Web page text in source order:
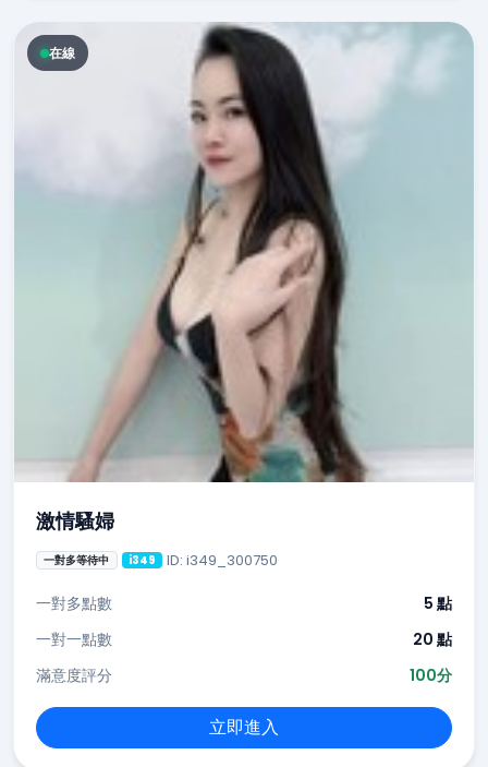
在線
激情騷婦
一對多等待中 i349 ID: i349_300750
一對多點數
5 點
一對一點數
20 點
滿意度評分
100分
立即進入